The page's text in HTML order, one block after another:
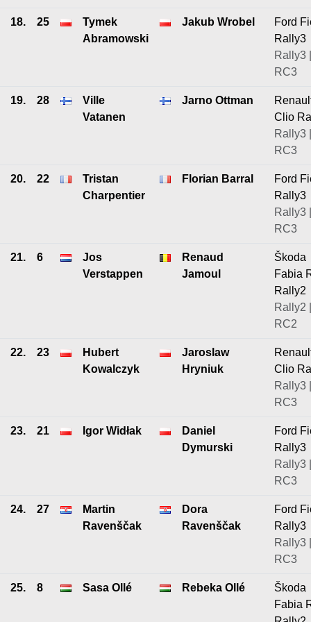
18. 25
Tymek
Abramowski
Jakub Wrobel
Ford
Rally3
Rally3 |
RC3
19. 28
Ville
Vatanen
Jarno Ottman
Clio
Rally3 |
RC3
20. 22
Tristan
Charpentier
Florian Barral
Ford
Rally3
Rally3 |
RC3
21. 6
Jos
Verstappen
Renaud
Jamoul
Škoda
Fabia
Rally2
Rally2 |
RC2
22. 23
Hubert
Kowalczyk
Jaroslaw
Hryniuk
Clio
Rally3 |
RC3
23. 21 Igor Widłak
Daniel
Dymurski
Ford
Rally3
Rally3 |
RC3
24. 27
Martin
Ravenščak
Dora
Ravenščak
Ford
Rally3
Rally3 |
RC3
25. 8 Sasa Ollé Rebeka Ollé
Škoda
Fabia